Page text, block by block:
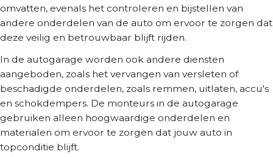
omvatten, evenals het controleren en bijstellen van
andere onderdelen van de auto om ervoor te zorgen dat
deze veilig en betrouwbaar blijft rijden.
In de autogarage worden ook andere diensten
aangeboden, zoals het vervangen van versleten of
beschadigde onderdelen, zoals remmen, uitlaten, accu's
en schokdempers. De monteurs in de autogarage
gebruiken alleen hoogwaardige onderdelen en
materialen om ervoor te zorgen dat jouw auto in
topconditie blijft.